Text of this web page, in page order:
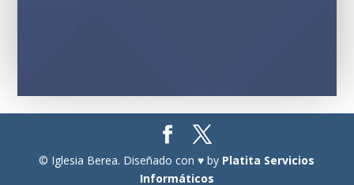
© Iglesia Berea. Diseñado con ♥ by Platita Servicios
Informáticos